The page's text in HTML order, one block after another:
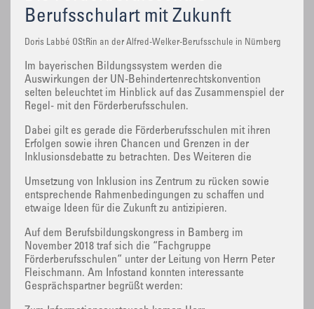
Berufsschulart mit Zukunft
Doris Labbé OStRin an der Alfred-Welker-Berufsschule in Nürnberg
Im bayerischen Bildungssystem werden die
Auswirkungen der UN-Behindertenrechtskonvention
selten beleuchtet im Hinblick auf das Zusammenspiel der
Regel- mit den Förderberufsschulen.
Dabei gilt es gerade die Förderberufsschulen mit ihren
Erfolgen sowie ihren Chancen und Grenzen in der
Inklusionsdebatte zu betrachten. Des Weiteren die
Umsetzung von Inklusion ins Zentrum zu rücken sowie
entsprechende Rahmenbedingungen zu schaffen und
etwaige Ideen für die Zukunft zu antizipieren.
Auf dem Berufsbildungskongress in Bamberg im
November 2018 traf sich die “Fachgruppe
Förderberufsschulen“ unter der Leitung von Herrn Peter
Fleischmann. Am Infostand konnten interessante
Gesprächspartner begrüßt werden: